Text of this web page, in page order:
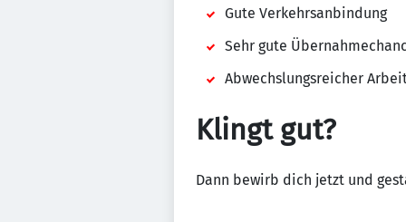
Gute Verkehrsanbindung
Sehr gute
Abwechslungsreicher
Klingt gut?
Dann bewirb dich jetzt und